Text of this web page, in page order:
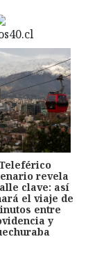
revela
clave: así
el viaje de
entre
y